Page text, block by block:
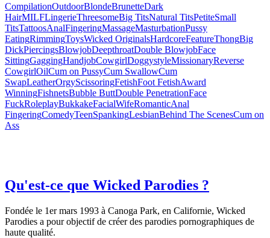
CompilationOutdoorBlondeBrunetteDark
HairMILFLingerieThreesomeBig TitsNatural TitsPetiteSmall
TitsTattoosAnalFingeringMassageMasturbationPussy
EatingRimmingToysWicked OriginalsHardcoreFeatureThongBig
DickPiercingsBlowjobDeepthroatDouble BlowjobFace
SittingGaggingHandjobCowgirlDoggystyleMissionaryReverse
CowgirlOilCum on PussyCum SwallowCum
SwapLeatherOrgyScissoringFetishFoot FetishAward
WinningFishnetsBubble ButtDouble PenetrationFace
FuckRoleplayBukkakeFacialWifeRomanticAnal
FingeringComedyTeenSpankingLesbianBehind The ScenesCum on
Ass
Qu'est-ce que Wicked Parodies ?
Fondée le 1er mars 1993 à Canoga Park, en Californie, Wicked
Parodies a pour objectif de créer des parodies pornographiques de
haute qualité.